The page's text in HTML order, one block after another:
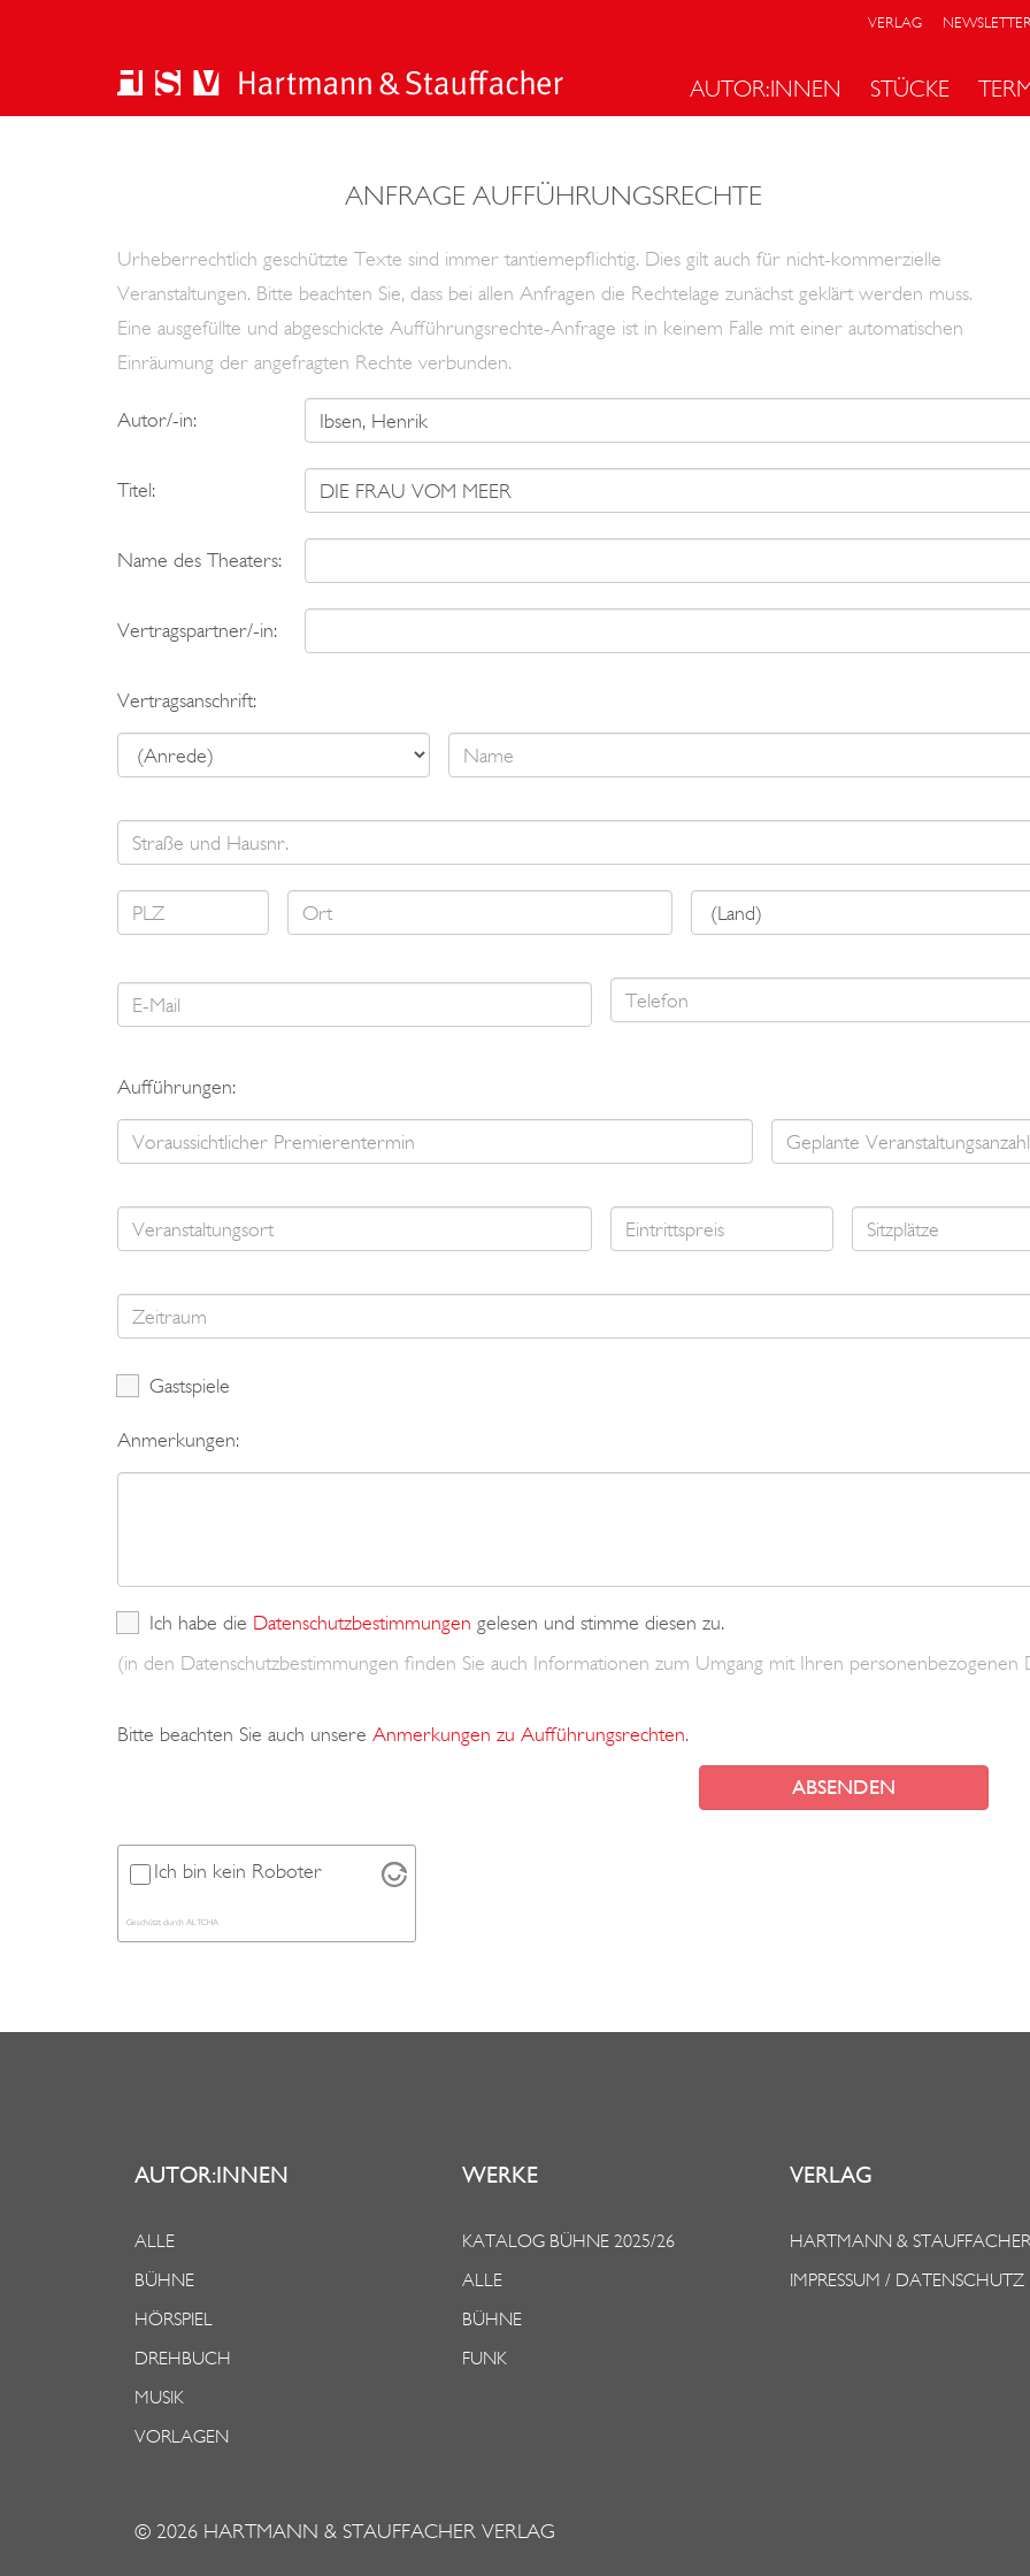
VERLAG
AUTOR:INNEN STÜCKE
ANFRAGE AUFFÜHRUNGSRECHTE
Urheberrechtlich geschützte Texte sind immer tantiemepflichtig. Dies gilt auch für nicht-kommerzielle
Veranstaltungen. Bitte beachten Sie, dass bei allen Anfragen die Rechtelage zunächst geklärt werden muss.
Eine ausgefüllte und abgeschickte Aufführungsrechte-Anfrage ist in keinem Falle mit einer automatischen
Einräumung der angefragten Rechte verbunden.
Autor/-in:
Titel:
Name des Theaters:
Vertragspartner/-in:
Vertragsanschrift:
Aufführungen:
Gastspiele
Anmerkungen:
Ich habe die Datenschutzbestimmungen gelesen und stimme diesen zu.
(in den Datenschutzbestimmungen finden Sie auch Informationen zum Umgang mit Ihren personenbezogenen
Bitte beachten Sie auch unsere Anmerkungen zu Aufführungsrechten.
Ich bin kein Roboter
Geschützt durch ALTCHA
AUTOR:INNEN
ALLE
BÜHNE
HÖRSPIEL
DREHBUCH
MUSIK
VORLAGEN
WERKE
KATALOG BÜHNE 2025/26
ALLE
BÜHNE
FUNK
VERLAG
HARTMANN & STAUFFACHER
IMPRESSUM / DATENSCHUTZ
© 2026 HARTMANN & STAUFFACHER VERLAG